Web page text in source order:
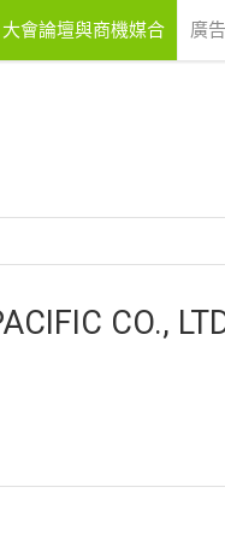
大會論壇與商機媒合 廣
CO.,